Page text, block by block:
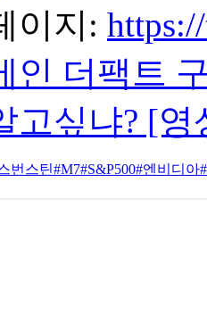
이지:
인 더팩트
고싶냐? [
번스틴#M7#S&P500#엔비디아